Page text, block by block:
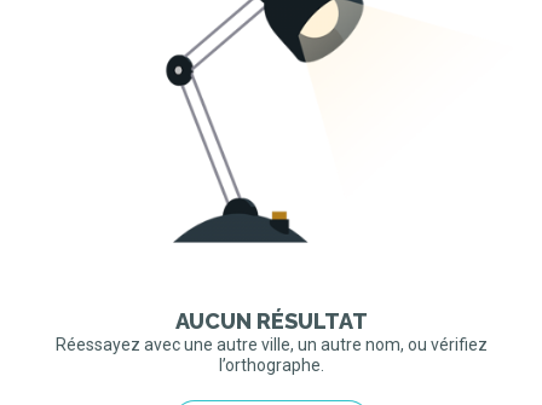
AUCUN RÉSULTAT
Réessayez avec une autre ville, un autre nom, ou vérifiez
l’orthographe.